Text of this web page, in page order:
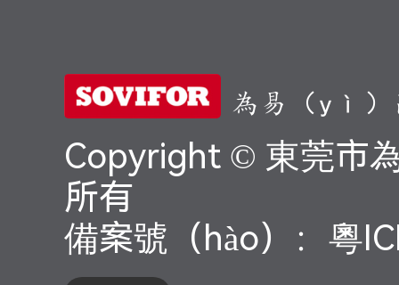
為易（yì）
Copyright © 東莞市
所有
備案號（hào）： 粵